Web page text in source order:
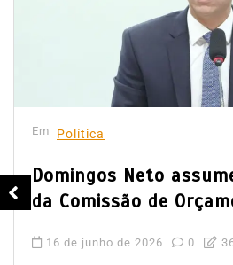
Em Política
Domingos Neto
da Comissão de
16 de junho de 2026 0